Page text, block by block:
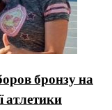
бронзу на
атлетики